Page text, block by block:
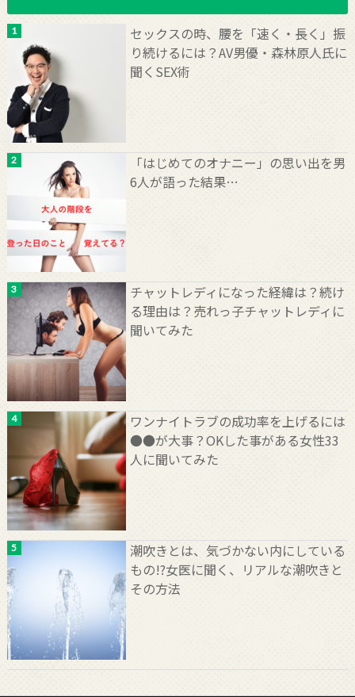
セックスの時、腰を「速く・長く」振
り続けるには？AV男優・森林原人氏に
聞くSEX術
「はじめてのオナニー」の思い出を男
6人が語った結果…
チャットレディになった経緯は？続け
る理由は？売れっ子チャットレディに
聞いてみた
ワンナイトラブの成功率を上げるには
●●が大事？OKした事がある女性33
人に聞いてみた
潮吹きとは、気づかない内にしている
もの!?女医に聞く、リアルな潮吹きと
その方法